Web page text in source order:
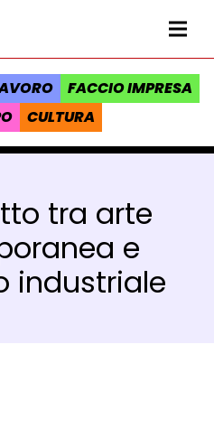
della Regione Toscana
FACCIO IMPRESA
CULTURA
tra arte
e
industriale